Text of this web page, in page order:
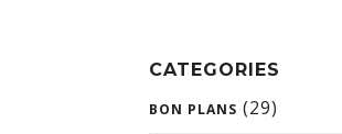
CATEGORIES
BON PLANS (29)